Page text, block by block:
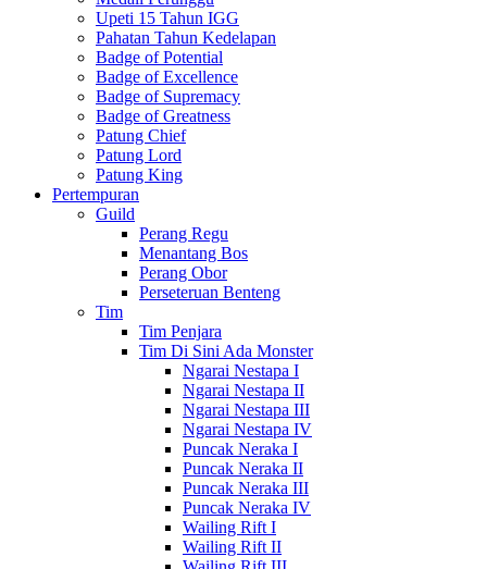
Upeti 15 Tahun IGG
Pahatan Tahun Kedelapan
Badge of Potential
Badge of Excellence
Badge of Supremacy
Badge of Greatness
Patung Chief
Patung Lord
Patung King
Pertempuran
Guild
Perang Regu
Menantang Bos
Perang Obor
Perseteruan Benteng
Tim
Tim Penjara
Tim Di Sini Ada Monster
Ngarai Nestapa I
Ngarai Nestapa II
Ngarai Nestapa III
Ngarai Nestapa IV
Puncak Neraka I
Puncak Neraka II
Puncak Neraka III
Puncak Neraka IV
Wailing Rift I
Wailing Rift II